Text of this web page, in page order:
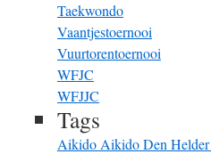
Taekwondo
Vaantjestoernooi
Vuurtorentoernooi
WFJC
WFJJC
Tags
Aikido Aikido Den Helder